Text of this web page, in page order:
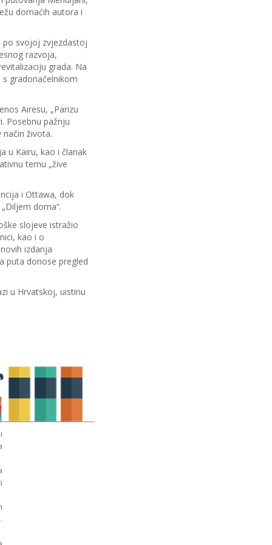
domaćih autora i
po svojoj zvjezdastoj
razvoja,
grada. Na
gradonačelnikom
Airesu, „Parizu
Posebnu pažnju
života.
u Kairu, kao i članak
temu „žive
i Ottawa, dok
doma“.
slojeve istražio
kao i o
izdanja
puta donose pregled
u Hrvatskoj, uistinu